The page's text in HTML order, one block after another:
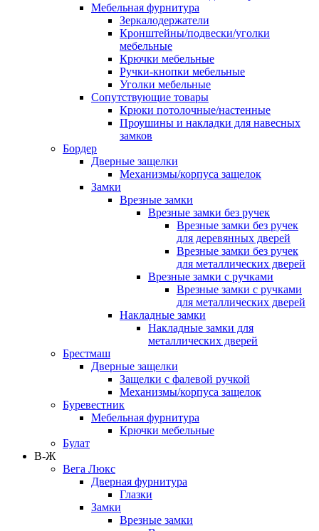
Мебельная фурнитура
Зеркалодержатели
Кронштейны/подвески/уголки
мебельные
Крючки мебельные
Ручки-кнопки мебельные
Уголки мебельные
Сопутствующие товары
Крюки потолочные/настенные
Проушины и накладки для навесных
замков
Бордер
Дверные защелки
Механизмы/корпуса защелок
Замки
Врезные замки
Врезные замки без ручек
Врезные замки без ручек
для деревянных дверей
Врезные замки без ручек
для металлических дверей
Врезные замки с ручками
Врезные замки с ручками
для металлических дверей
Накладные замки
Накладные замки для
металлических дверей
Брестмаш
Дверные защелки
Защелки с фалевой ручкой
Механизмы/корпуса защелок
Буревестник
Мебельная фурнитура
Крючки мебельные
Булат
В-Ж
Вега Люкс
Дверная фурнитура
Глазки
Замки
Врезные замки